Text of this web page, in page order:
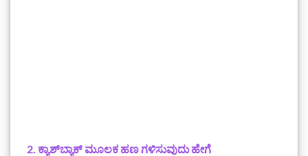
2. ಕ್ಯಾಶ್‌ಬ್ಯಾಕ್ ಮೂಲಕ ಹಣ ಗಳಿಸುವುದು ಹೇಗೆ